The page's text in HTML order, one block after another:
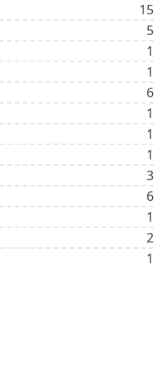
15
5
1
1
6
1
1
1
3
6
1
2
1